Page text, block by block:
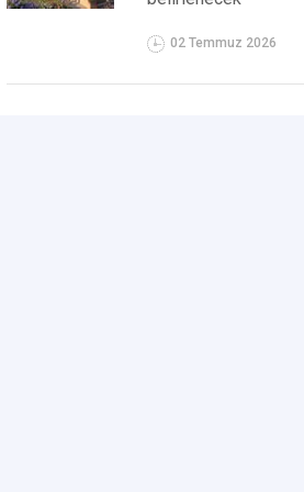
02 Temmuz 2026